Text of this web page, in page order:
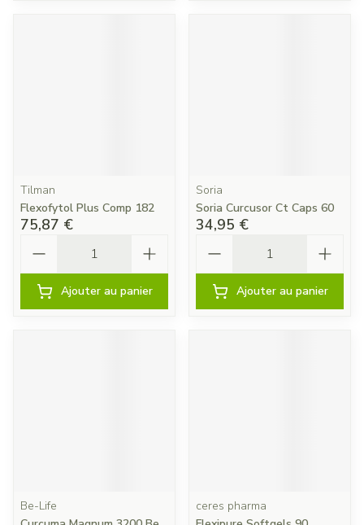
Tilman
Flexofytol Plus Comp 182
75,87 €
Ajouter au panier
Soria
Soria Curcusor Ct Caps 60
34,95 €
Ajouter au panier
Be-Life
ceres pharma